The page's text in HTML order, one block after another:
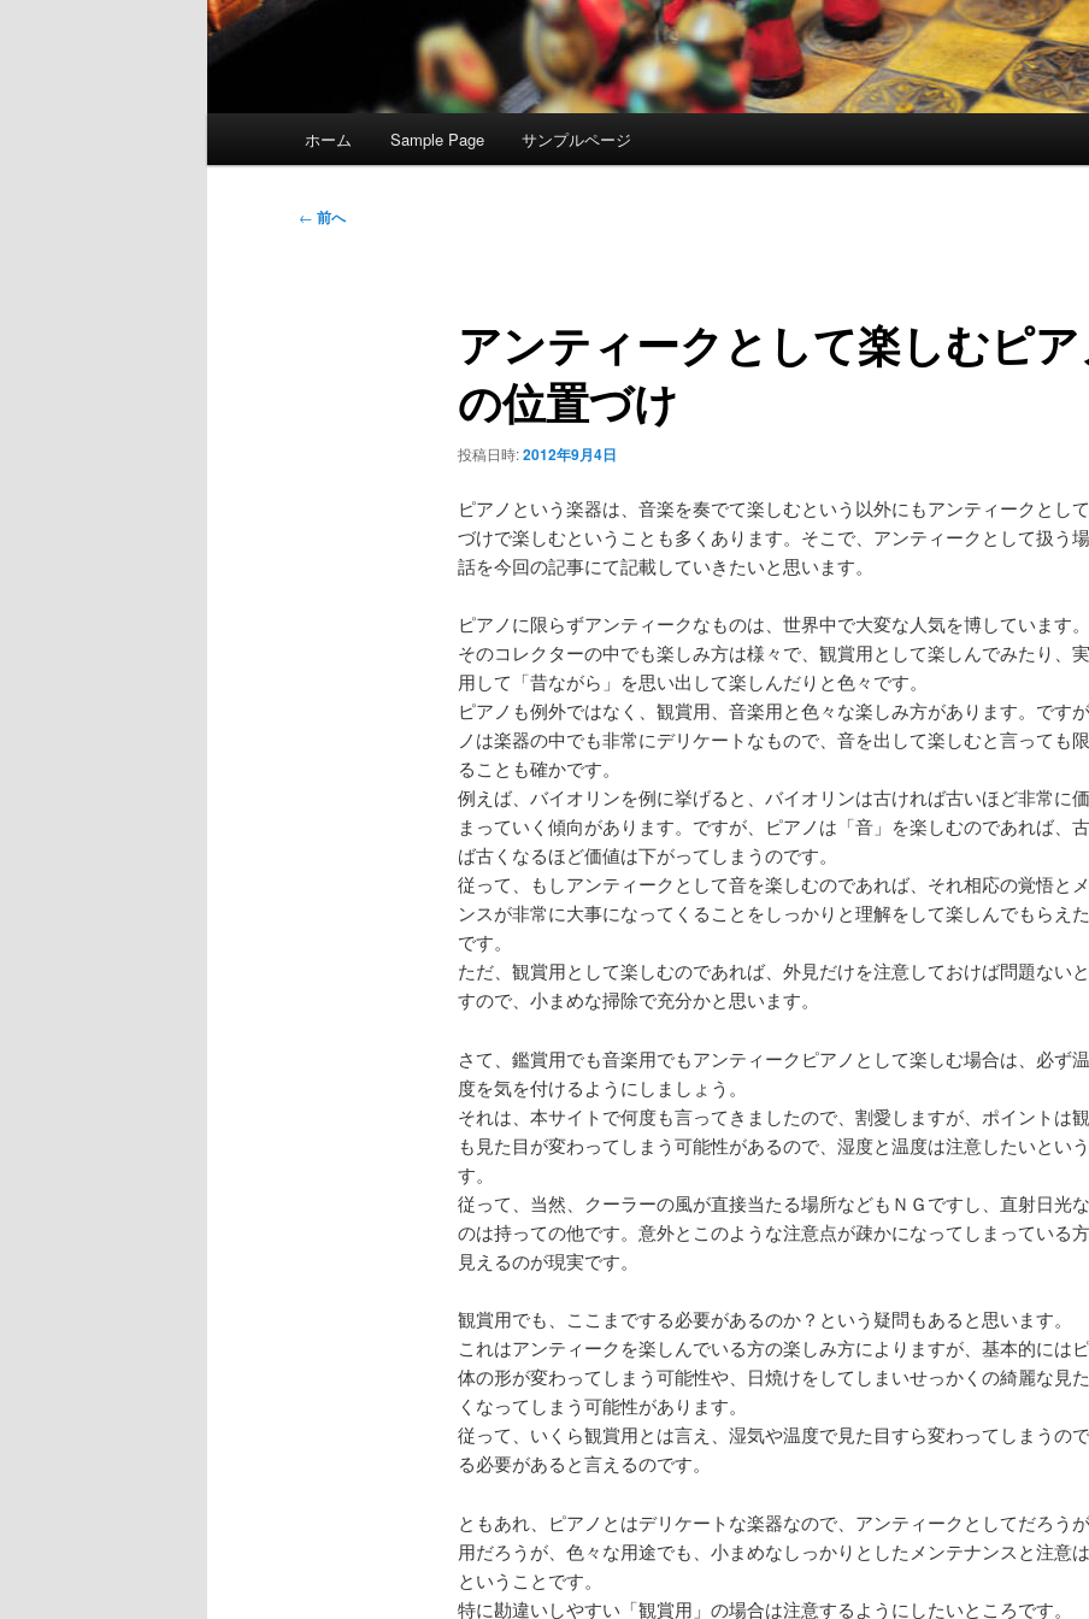
ホーム Sample Page サンプルページ
投
← 前へ
アンティークとして楽しむピア
の位置づけ
投稿日時:2012年9月4日
ピアノという楽器は、音楽を奏でて楽しむという以外にもアンティークとし
づけで楽しむということも多くあります。そこで、アンティークとして扱う
話を今回の記事にて記載していきたいと思います。
ピアノに限らずアンティークなものは、世界中で大変な人気を博しています。
そのコレクターの中でも楽しみ方は様々で、観賞用として楽しんでみたり、
用して「昔ながら」を思い出して楽しんだりと色々です。
ピアノも例外ではなく、観賞用、音楽用と色々な楽しみ方があります。です
ノは楽器の中でも非常にデリケートなもので、音を出して楽しむと言っても
ることも確かです。
例えば、バイオリンを例に挙げると、バイオリンは古ければ古いほど非常に
まっていく傾向があります。ですが、ピアノは「音」を楽しむのであれば、
ば古くなるほど価値は下がってしまうのです。
従って、もしアンティークとして音を楽しむのであれば、それ相応の覚悟と
ンスが非常に大事になってくることをしっかりと理解をして楽しんでもらえ
です。
ただ、観賞用として楽しむのであれば、外見だけを注意しておけば問題ない
すので、小まめな掃除で充分かと思います。
さて、鑑賞用でも音楽用でもアンティークピアノとして楽しむ場合は、必ず
度を気を付けるようにしましょう。
それは、本サイトで何度も言ってきましたので、割愛しますが、ポイントは
も見た目が変わってしまう可能性があるので、湿度と温度は注意したいとい
す。
従って、当然、クーラーの風が直接当たる場所などもＮＧですし、直射日光
のは持っての他です。意外とこのような注意点が疎かになってしまっている
見えるのが現実です。
観賞用でも、ここまでする必要があるのか？という疑問もあると思います。
これはアンティークを楽しんでいる方の楽しみ方によりますが、基本的には
体の形が変わってしまう可能性や、日焼けをしてしまいせっかくの綺麗な見
くなってしまう可能性があります。
従って、いくら観賞用とは言え、湿気や温度で見た目すら変わってしまうの
る必要があると言えるのです。
ともあれ、ピアノとはデリケートな楽器なので、アンティークとしてだろう
用だろうが、色々な用途でも、小まめなしっかりとしたメンテナンスと注意
ということです。
特に勘違いしやすい「観賞用」の場合は注意するようにしたいところです。